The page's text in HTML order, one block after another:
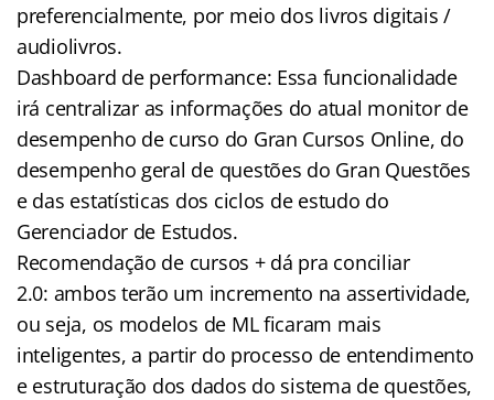
preferencialmente, por meio dos livros digitais /
audiolivros.
Dashboard de performance: Essa funcionalidade
irá centralizar as informações do atual monitor de
desempenho de curso do Gran Cursos Online, do
desempenho geral de questões do Gran Questões
e das estatísticas dos ciclos de estudo do
Gerenciador de Estudos.
Recomendação de cursos + dá pra conciliar
2.0: ambos terão um incremento na assertividade,
ou seja, os modelos de ML ficaram mais
inteligentes, a partir do processo de entendimento
e estruturação dos dados do sistema de questões,